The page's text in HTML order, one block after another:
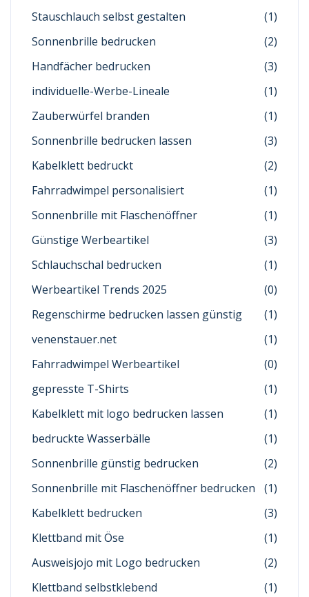
Stauschlauch selbst gestalten
(1)
Sonnenbrille bedrucken
(2)
Handfächer bedrucken
(3)
individuelle-Werbe-Lineale
(1)
Zauberwürfel branden
(1)
Sonnenbrille bedrucken lassen
(3)
Kabelklett bedruckt
(2)
Fahrradwimpel personalisiert
(1)
Sonnenbrille mit Flaschenöffner
(1)
Günstige Werbeartikel
(3)
Schlauchschal bedrucken
(1)
Werbeartikel Trends 2025
(0)
Regenschirme bedrucken lassen günstig
(1)
venenstauer.net
(1)
Fahrradwimpel Werbeartikel
(0)
gepresste T-Shirts
(1)
Kabelklett mit logo bedrucken lassen
(1)
bedruckte Wasserbälle
(1)
Sonnenbrille günstig bedrucken
(2)
Sonnenbrille mit Flaschenöffner bedrucken
(1)
Kabelklett bedrucken
(3)
Klettband mit Öse
(1)
Ausweisjojo mit Logo bedrucken
(2)
Klettband selbstklebend
(1)